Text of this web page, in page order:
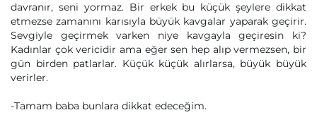
davranır, seni yormaz. Bir erkek bu küçük şeylere dikkat
etmezse zamanını karısıyla büyük kavgalar yaparak geçirir.
Sevgiyle geçirmek varken niye kavgayla geçiresin ki?
Kadınlar çok vericidir ama eğer sen hep alıp vermezsen, bir
gün birden patlarlar. Küçük küçük alırlarsa, büyük büyük
verirler.
-Tamam baba bunlara dikkat edeceğim.